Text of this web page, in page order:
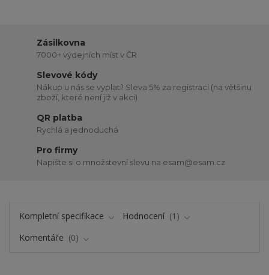
Zásilkovna
7000+ výdejních míst v ČR
Slevové kódy
Nákup u nás se vyplatí! Sleva 5% za registraci (na většinu
zboží, které není již v akci)
QR platba
Rychlá a jednoduchá
Pro firmy
Napište si o množstevní slevu na esam@esam.cz
Kompletní specifikace Hodnocení
1
Komentáře
0